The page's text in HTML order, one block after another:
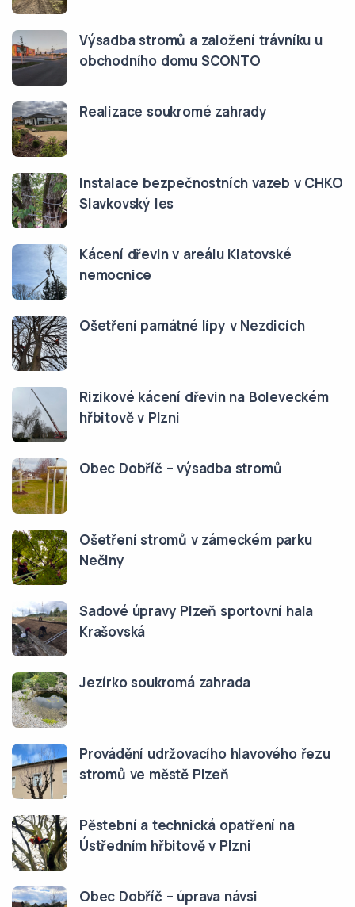
Výsadba stromů a založení trávníku u
obchodního domu SCONTO
Realizace soukromé zahrady
Instalace bezpečnostních vazeb v CHKO
Slavkovský les
Kácení dřevin v areálu Klatovské
nemocnice
Ošetření památné lípy v Nezdicích
Rizikové kácení dřevin na Boleveckém
hřbitově v Plzni
Obec Dobříč – výsadba stromů
Ošetření stromů v zámeckém parku
Nečiny
Sadové úpravy Plzeň sportovní hala
Krašovská
Jezírko soukromá zahrada
Provádění udržovacího hlavového řezu
stromů ve městě Plzeň
Pěstební a technická opatření na
Ústředním hřbitově v Plzni
Obec Dobříč – úprava návsi